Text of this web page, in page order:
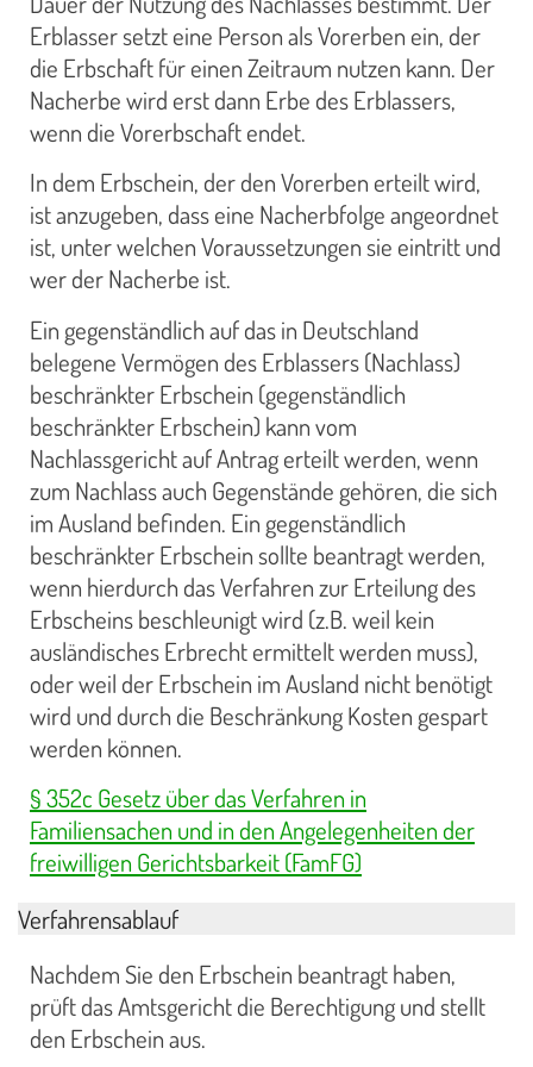
Erblasser setzt eine Person als Vorerben ein, der
die Erbschaft für einen Zeitraum nutzen kann. Der
Nacherbe wird erst dann Erbe des Erblassers,
wenn die Vorerbschaft endet.
In dem Erbschein, der den Vorerben erteilt wird,
ist anzugeben, dass eine Nacherbfolge angeordnet
ist, unter welchen Voraussetzungen sie eintritt und
wer der Nacherbe ist.
Ein gegenständlich auf das in Deutschland
belegene Vermögen des Erblassers (Nachlass)
beschränkter Erbschein (gegenständlich
beschränkter Erbschein) kann vom
Nachlassgericht auf Antrag erteilt werden, wenn
zum Nachlass auch Gegenstände gehören, die sich
im Ausland befinden. Ein gegenständlich
beschränkter Erbschein sollte beantragt werden,
wenn hierdurch das Verfahren zur Erteilung des
Erbscheins beschleunigt wird (z.B. weil kein
ausländisches Erbrecht ermittelt werden muss),
oder weil der Erbschein im Ausland nicht benötigt
wird und durch die Beschränkung Kosten gespart
werden können.
§ 352c Gesetz über das Verfahren in
Familiensachen und in den Angelegenheiten der
freiwilligen Gerichtsbarkeit (FamFG)
Verfahrensablauf
Nachdem Sie den Erbschein beantragt haben,
prüft das Amtsgericht die Berechtigung und stellt
den Erbschein aus.